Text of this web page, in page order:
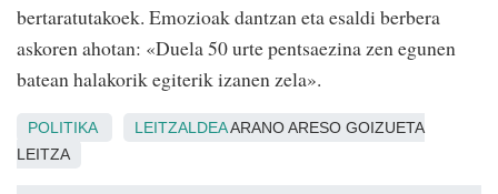
bertaratutakoek. Emozioak dantzan eta esaldi berbera
askoren ahotan: «Duela 50 urte pentsaezina zen egunen
batean halakorik egiterik izanen zela».
POLITIKA LEITZALDEAARANO ARESO GOIZUETA
LEITZA